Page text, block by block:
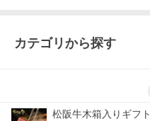
カテゴリから探す
松阪牛木箱入りギフト